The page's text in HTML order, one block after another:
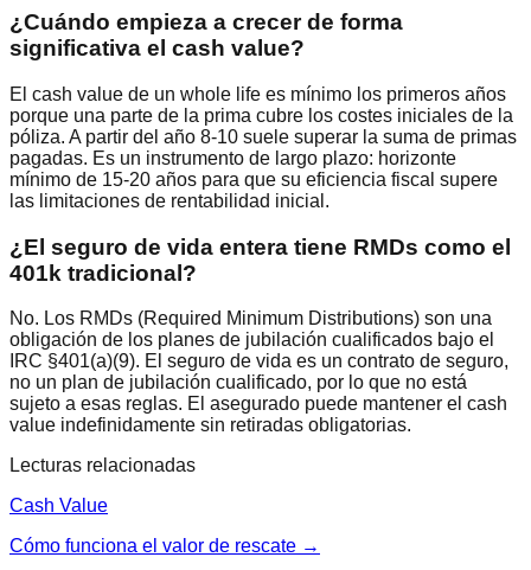
¿Cuándo empieza a crecer de forma
significativa el cash value?
El cash value de un whole life es mínimo los primeros años
porque una parte de la prima cubre los costes iniciales de la
póliza. A partir del año 8-10 suele superar la suma de primas
pagadas. Es un instrumento de largo plazo: horizonte
mínimo de 15-20 años para que su eficiencia fiscal supere
las limitaciones de rentabilidad inicial.
¿El seguro de vida entera tiene RMDs como el
401k tradicional?
No. Los RMDs (Required Minimum Distributions) son una
obligación de los planes de jubilación cualificados bajo el
IRC §401(a)(9). El seguro de vida es un contrato de seguro,
no un plan de jubilación cualificado, por lo que no está
sujeto a esas reglas. El asegurado puede mantener el cash
value indefinidamente sin retiradas obligatorias.
Lecturas relacionadas
Cash Value
Cómo funciona el valor de rescate →